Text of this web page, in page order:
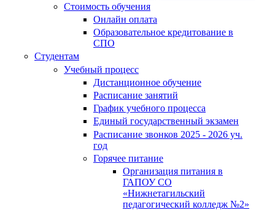
Стоимость обучения
Онлайн оплата
Образовательное кредитование в
СПО
Студентам
Учебный процесс
Дистанционное обучение
Расписание занятий
График учебного процесса
Единый государственный экзамен
Расписание звонков 2025 - 2026 уч.
год
Горячее питание
Организация питания в
ГАПОУ СО
«Нижнетагильский
педагогический колледж №2»